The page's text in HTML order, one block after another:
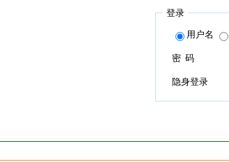
登录
用户名
密 码
隐身登录